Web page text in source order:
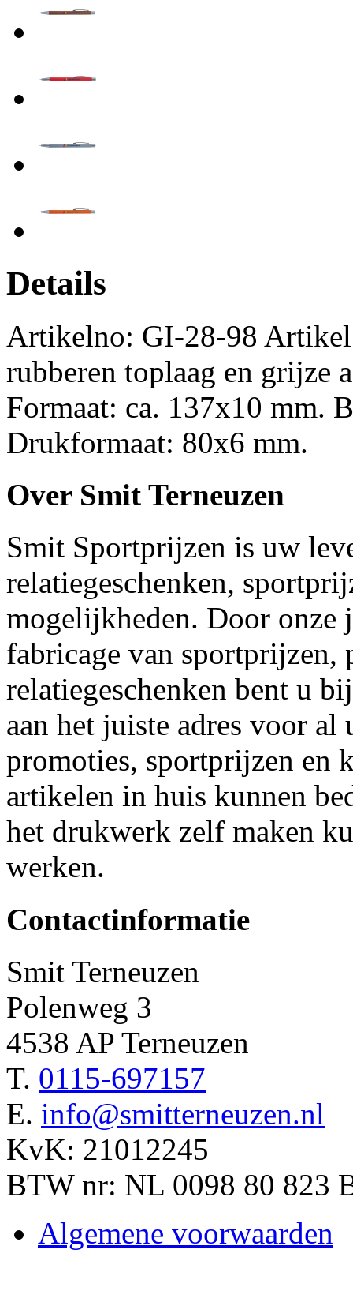
Details
Artikelno: GI-28-98
rubberen toplaag en grijze
Formaat: ca. 137x10 mm.
Drukformaat: 80x6 mm.
Over Smit Terneuzen
Smit Sportprijzen is uw
relatiegeschenken,
mogelijkheden. Door onze
fabricage van sportprijzen,
relatiegeschenken bent u
aan het juiste adres voor al
promoties, sportprijzen en
artikelen in huis kunnen
het drukwerk zelf maken
werken.
Contactinformatie
Smit Terneuzen
Polenweg 3
4538 AP Terneuzen
T. 0115-697157
E. info@smitterneuzen.nl
KvK: 21012245
BTW nr: NL 0098 80 823
Algemene voorwaarden